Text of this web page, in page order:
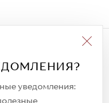
уведомления:
и